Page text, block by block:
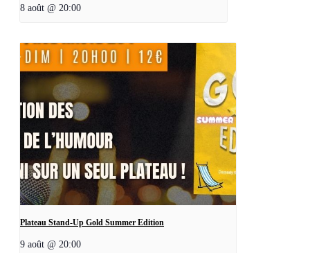
8 août @ 20:00
Plateau Stand-Up Gold Summer Edition
9 août @ 20:00